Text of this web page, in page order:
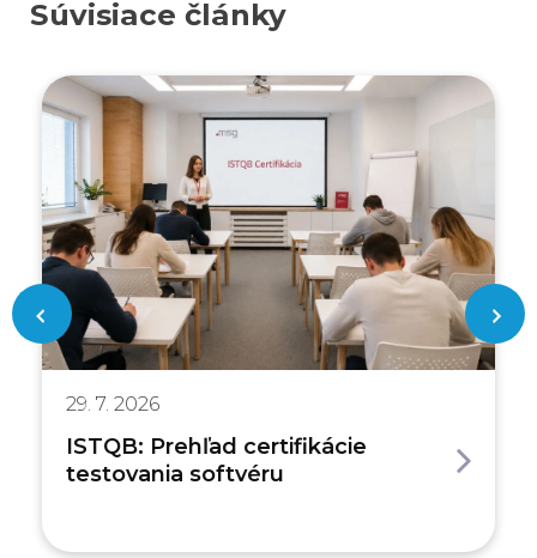
Súvisiace články
29. 7. 2026
ISTQB: Prehľad certifikácie
testovania softvéru